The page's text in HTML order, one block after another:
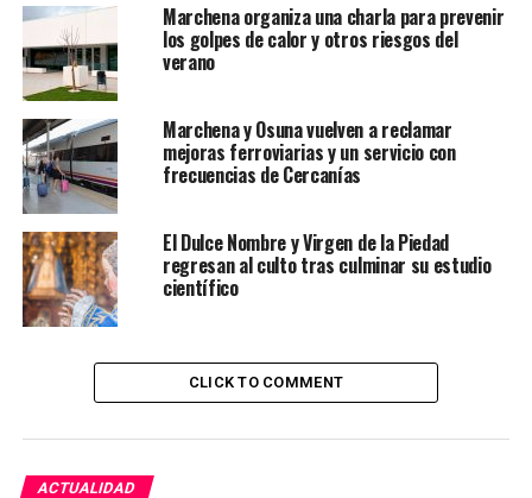
Marchena organiza una charla para prevenir
los golpes de calor y otros riesgos del
verano
Marchena y Osuna vuelven a reclamar
mejoras ferroviarias y un servicio con
frecuencias de Cercanías
El Dulce Nombre y Virgen de la Piedad
regresan al culto tras culminar su estudio
científico
CLICK TO COMMENT
ACTUALIDAD